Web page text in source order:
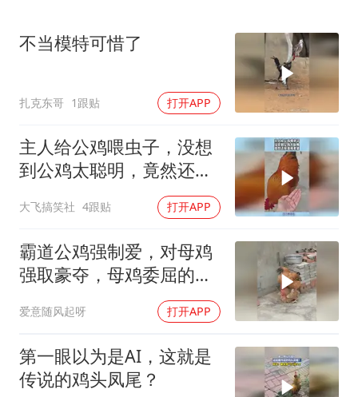
武契奇会见泽连斯基有何意图
笔试第一被劝弃考涉事副校长被撤职
奋力开创中国式现代化建设新局面
不当模特可惜了
扎克东哥 1跟贴 打开APP
主人给公鸡喂虫子，没想
到公鸡太聪明，竟然还知
大飞搞笑社 4跟贴 打开APP
霸道公鸡强制爱，对母鸡
强取豪夺，母鸡委屈的泪
爱意随风起呀 打开APP
第一眼以为是AI，这就是
传说的鸡头凤尾？